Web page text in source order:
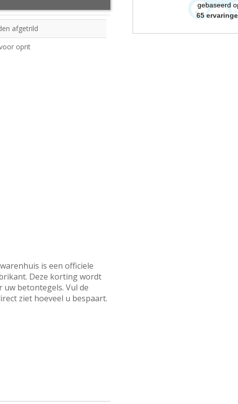
afgetrild
oprit
is een officiele
Deze korting wordt
betontegels. Vul de
ziet hoeveel u bespaart.
gebaseerd
65